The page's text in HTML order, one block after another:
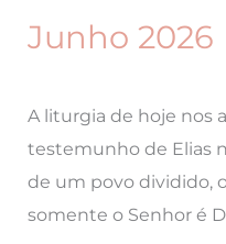
Junho 2026
A liturgia de hoje nos
testemunho de Elias
de um povo dividido,
somente o Senhor é